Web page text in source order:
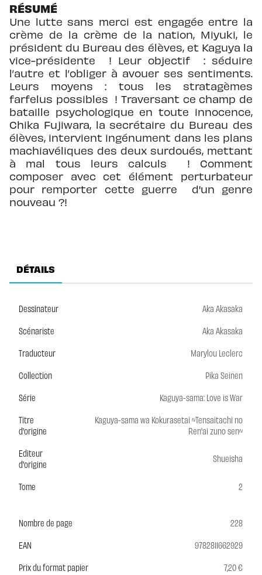
RÉSUMÉ
Une lutte sans merci est engagée entre la
crème de la crème de la nation, Miyuki, le
président du Bureau des élèves, et Kaguya la
vice-présidente ! Leur objectif : séduire
l’autre et l’obliger à avouer ses sentiments.
Leurs moyens : tous les stratagèmes
farfelus possibles ! Traversant ce champ de
bataille psychologique en toute innocence,
Chika Fujiwara, la secrétaire du Bureau des
élèves, intervient ingénument dans les plans
machiavéliques des deux surdoués, mettant
à mal tous leurs calculs ! Comment
composer avec cet élément perturbateur
pour remporter cette guerre d'un genre
nouveau ?!
DÉTAILS
Dessinateur
Aka Akasaka
Scénariste
Aka Akasaka
Traducteur
Marylou Leclerc
Collection
Pika Seinen
Série
Kaguya-sama: Love is War
Titre
d'origine
Kaguya-sama wa Kokurasetai ~Tensaitachi no
Ren'ai zuno sen~
Editeur
d'origine
Shueisha
Tome 2
Nombre de page
228
EAN
9782811662929
Prix du format papier
7,20 €